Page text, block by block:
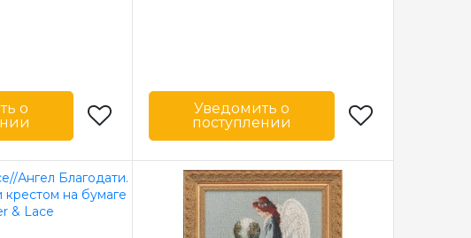
о
Lavender & Lace
США
Уведомить о
поступлении
Бренд
Lavender & Lace
Страна-
производитель
Размер
26 x 45 см